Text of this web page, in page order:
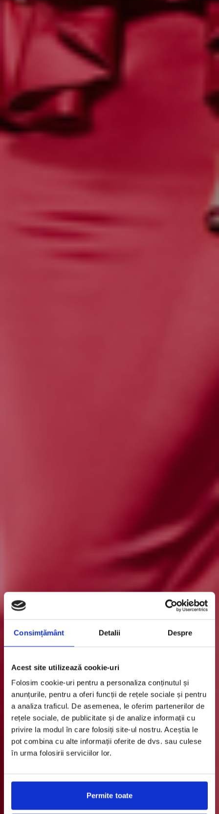
Consimțământ Detalii Despre
Acest site utilizează cookie-uri
Folosim cookie-uri pentru a personaliza conținutul și
anunțurile, pentru a oferi funcții de rețele sociale și pentru
a analiza traficul. De asemenea, le oferim partenerilor de
rețele sociale, de publicitate și de analize informații cu
privire la modul în care folosiți site-ul nostru. Aceștia le
pot combina cu alte informații oferite de dvs. sau culese
în urma folosirii serviciilor lor.
Permite toate